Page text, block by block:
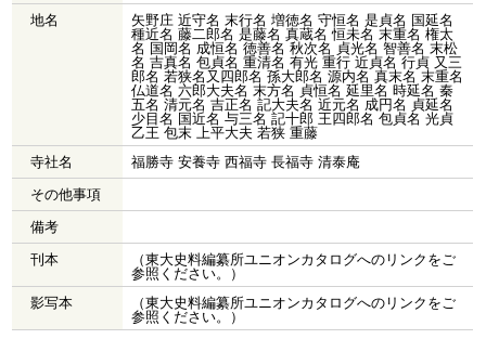
地名
矢野庄 近守名 末行名 増徳名 守恒名 是貞名 国延名
種近名 藤二郎名 是藤名 真蔵名 恒未名 末重名 権太
名 国岡名 成恒名 徳善名 秋次名 貞光名 智善名 末松
名 吉真名 包貞名 重清名 有光 重行 近貞名 行貞 又三
郎名 若狭名又四郎名 孫大郎名 源内名 真末名 末重名
仏道名 六郎大夫名 末方名 貞恒名 延里名 時延名 秦
五名 清元名 吉正名 記大夫名 近元名 成円名 貞延名
少目名 国近名 与三名 記十郎 王四郎名 包貞名 光貞
乙王 包末 上平大夫 若狭 重藤
寺社名
福勝寺 安養寺 西福寺 長福寺 清泰庵
その他事項
備考
刊本
（東大史料編纂所ユニオンカタログへのリンクをご
参照ください。）
影写本
（東大史料編纂所ユニオンカタログへのリンクをご
参照ください。）